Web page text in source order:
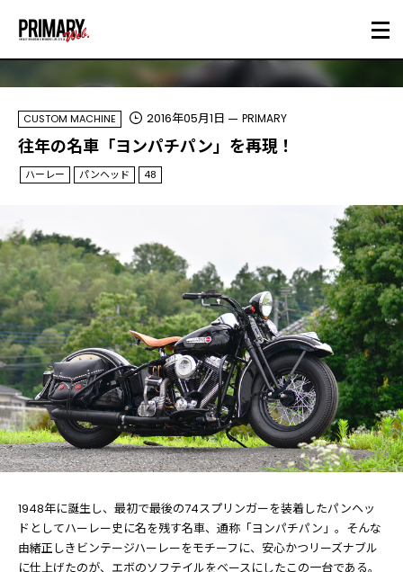
CUSTOM MACHINE 2016年05月1日 PRIMARY
往年の名車「ヨンパチパン」を再現！
ハーレー パンヘッド 48
1948年に誕生し、最初で最後の74スプリンガーを装着したパンヘッ
ドとしてハーレー史に名を残す名車、通称「ヨンパチパン」。そんな
由緒正しきビンテージハーレーをモチーフに、安心かつリーズナブル
に仕上げたのが、エボのソフテイルをベースにしたこの一台である。